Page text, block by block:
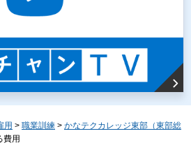
用 > 職業訓練 > かなテクカレッジ東部（東部総
費用